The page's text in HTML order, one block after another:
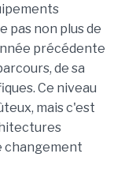
pas non plus de
précédente
de sa
Ce niveau
mais c'est
changement